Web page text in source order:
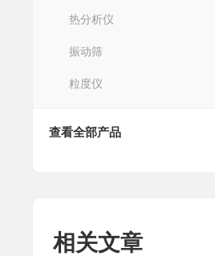
热分析仪
振动筛
粒度仪
查看全部产品
相关文章